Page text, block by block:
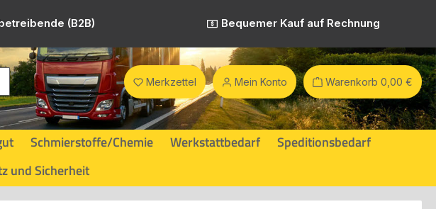
(B2B) Bequemer Kauf auf Rechnung
Merkzettel Mein Konto Warenkorb 0,00 €
Schmierstoffe/Chemie Werkstattbedarf
Speditionsbedarf
und Sicherheit